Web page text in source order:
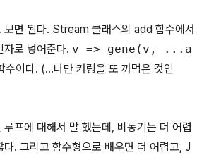
보면 된다. Stream 클래스의 add 함수에서
자로 넣어준다. v => gene(v, ...a
수이다. (...나만 커링을 또 까먹은 것인
프에 대해서 말 했는데, 비동기는 더 어렵
다. 그리고 함수형으로 배우면 더 어렵고, J